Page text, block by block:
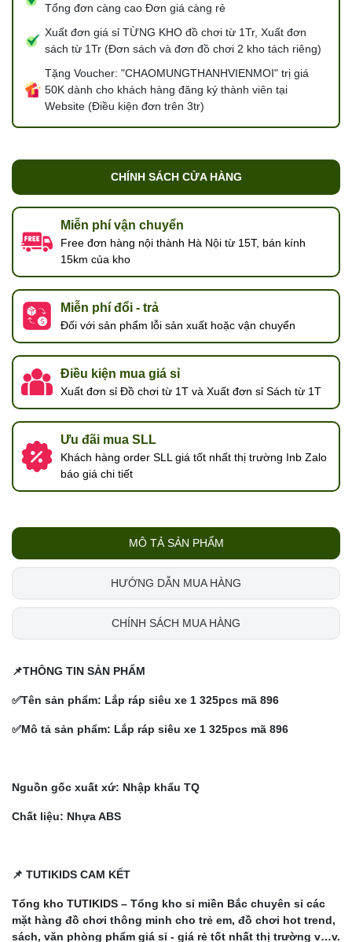
Tổng đơn càng cao Đơn giá càng rẻ
Xuất đơn giá sỉ TỪNG KHO đồ chơi từ 1Tr, Xuất đơn
sách từ 1Tr (Đơn sách và đơn đồ chơi 2 kho tách riêng)
Tặng Voucher: "CHAOMUNGTHANHVIENMOI" trị giá
50K dành cho khách hàng đăng ký thành viên tại
Website (Điều kiện đơn trên 3tr)
CHÍNH SÁCH CỬA HÀNG
Miễn phí vận chuyển
Free đơn hàng nội thành Hà Nội từ 15T, bán kính
15km của kho
Miễn phí đổi - trả
Đối với sản phẩm lỗi sản xuất hoặc vận chuyển
Điều kiện mua giá sỉ
Xuất đơn sỉ Đồ chơi từ 1T và Xuất đơn sỉ Sách từ 1T
Ưu đãi mua SLL
Khách hàng order SLL giá tốt nhất thị trường Inb Zalo
báo giá chi tiết
MÔ TẢ SẢN PHẨM
HƯỚNG DẪN MUA HÀNG
CHÍNH SÁCH MUA HÀNG
📌THÔNG TIN SẢN PHẨM
✅Tên sản phẩm: Lắp ráp siêu xe 1 325pcs mã 896
✅Mô tả sản phẩm: Lắp ráp siêu xe 1 325pcs mã 896
Nguồn gốc xuất xứ: Nhập khẩu TQ
Chất liệu: Nhựa ABS
📌 TUTIKIDS CAM KẾT
Tổng kho TUTIKIDS – Tổng kho sỉ miền Bắc chuyên sỉ các
mặt hàng đồ chơi thông minh cho trẻ em, đồ chơi hot trend,
sách, văn phòng phẩm giá sỉ - giá rẻ tốt nhất thị trường v…v.